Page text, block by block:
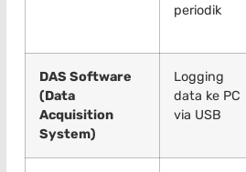
periodik
DAS Software
(Data
Acquisition
System)
Logging
data ke PC
via USB